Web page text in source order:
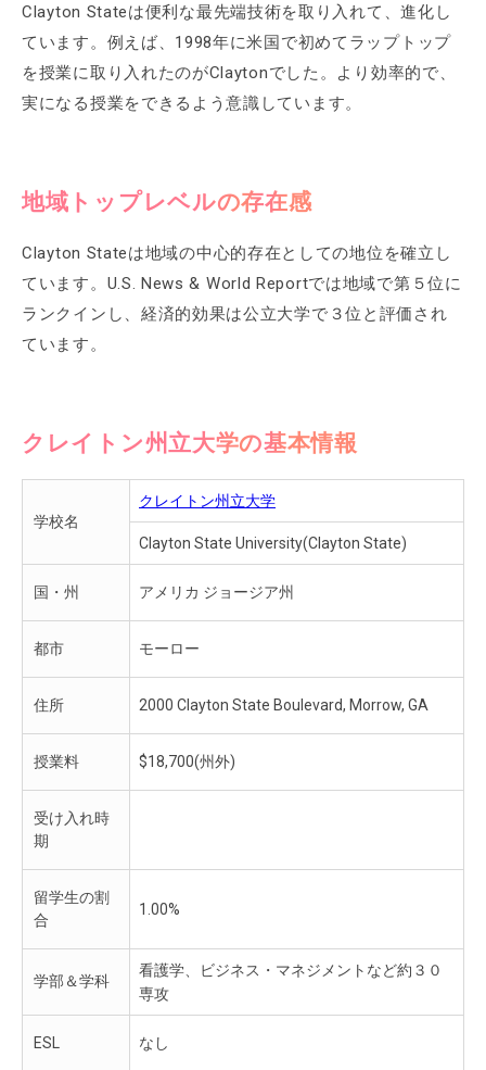
Clayton Stateは便利な最先端技術を取り入れて、進化し
ています。例えば、1998年に米国で初めてラップトップ
を授業に取り入れたのがClaytonでした。より効率的で、
実になる授業をできるよう意識しています。
地域トップレベルの存在感
Clayton Stateは地域の中心的存在としての地位を確立し
ています。U.S. News & World Reportでは地域で第５位に
ランクインし、経済的効果は公立大学で３位と評価され
ています。
クレイトン州立大学の基本情報
学校名
クレイトン州立大学
Clayton State University(Clayton State)
国・州 アメリカ ジョージア州
都市 モーロー
住所 2000 Clayton State Boulevard, Morrow, GA
授業料 $18,700(州外)
受け入れ時
期
留学生の割
合
1.00%
学部＆学科
看護学、ビジネス・マネジメントなど約３０
専攻
ESL なし